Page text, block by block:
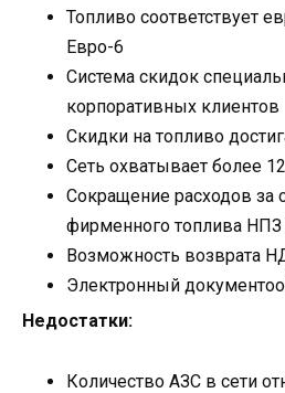
Топливо соответствует
Евро-6
Система скидок
корпоративных клиентов
Скидки на топливо
Сеть охватывает более
Сокращение расходов за
фирменного топлива НПЗ
Возможность возврата
Электронный
Недостатки:
Количество АЗС в сети